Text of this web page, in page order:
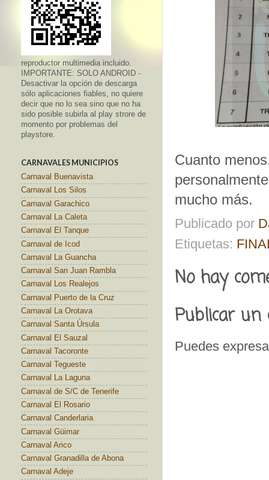
Cuanto
mucho más.
Publicado por
Etiquetas:
No hay
Publicar
Puedes
reproductor multimedia incluido.
IMPORTANTE: SOLO ANDROID -
Desactivar la opción de descarga
sólo aplicaciones fiables, no quiere
decir que no lo sea sino que no ha
sido posible subirla al play strore de
momento por problemas del
playstore.
CARNAVALES MUNICIPIOS
Carnaval Buenavista
Carnaval Los Silos
Carnaval Garachico
Carnaval La Caleta
Carnaval El Tanque
Carnaval de Icod
Carnaval La Guancha
Carnaval San Juan Rambla
Carnaval Los Realejos
Carnaval Puerto de la Cruz
Carnaval La Orotava
Carnaval Santa Úrsula
Carnaval El Sauzal
Carnaval Tacoronte
Carnaval Tegueste
Carnaval La Laguna
Carnaval de S/C de Tenerife
Carnaval El Rosario
Carnaval Canderlaria
Carnaval Güimar
Carnaval Arico
Carnaval Granadilla de Abona
Carnaval Adeje